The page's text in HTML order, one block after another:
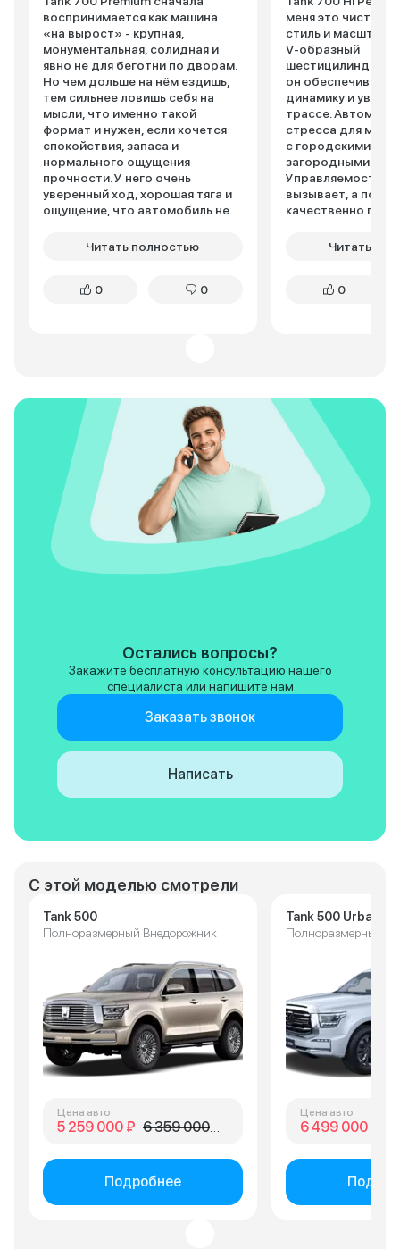
воспринимается как машина
«на вырост» - крупная,
монументальная, солидная и
явно не для беготни по дворам.
Но чем дольше на нём ездишь,
тем сильнее ловишь себя на
мысли, что именно такой
формат и нужен, если хочется
спокойствия, запаса и
нормального ощущения
прочности. У него очень
уверенный ход, хорошая тяга и
ощущение, что автомобиль не
технике 700-й тоже не
автоматом даёт тот самый
посадка удобная, материалы
приятные, а общий уровень
комфорта позволяет спокойно
использовать его каждый день,
а не только для редких выездов
«по настроению». Да, размер у
него немаленький, и это надо
принимать сразу. Но именно в
этом и есть его суть: Tank 700
не пытается казаться
компактным или удобным для
премиальный внедорожник с
характером и без пустой
мишуры, это очень удачный
вариант. Плюсы: Мощный V6
3.0T, 9AT, уверенная тяга,
высокий уровень комфорта,
ощущение запаса и прочности
Минусы: Очень крупные
габариты, не самый удобный
формат для тесного города,
Читать полностью
0 0
меня это чистый
стиль и масштаб. Под капотом
V-образный
он обеспечивает
динамику и
трассе.
стресса для меня
с городскими
загородными
Управляемость
вызывает, а
качественно
хватает.
выполнено из
продуманы до
уверенность на
Уверенно скажу,
Performance –
для тех, кто ищет
мощности, стиля
Рекомендую
автомобилей с
Читать
0
С этой моделью смотрели
Tank 500
Полноразмерный Внедорожник
Цена авто
5 259 000 ₽ 6 359 000 ₽
Подробнее
Tank 500 Urban
Полноразмерный
Цена авто
6 499 000 ₽
Остались вопросы?
Закажите бесплатную консультацию нашего
специалиста или напишите нам
Заказать звонок
Написать